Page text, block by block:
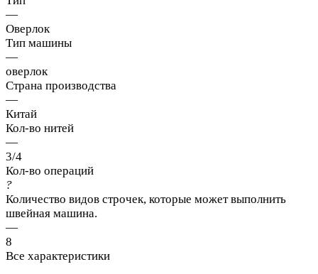
—
Оверлок
Тип машины
—
оверлок
Страна производства
—
Китай
Кол-во нитей
—
3/4
Кол-во операций
?
Количество видов строчек, которые может выполнить
швейная машина.
—
8
Все характеристики